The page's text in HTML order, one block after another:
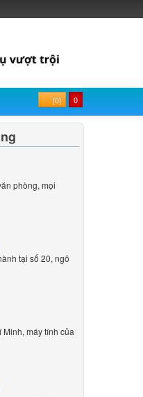
[0] 0
phòng, mọi
tại số 20, ngõ
máy tính của